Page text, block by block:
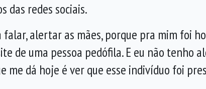
das redes sociais.
falar, alertar as mães, porque pra mim foi
de uma pessoa pedófila. E eu não tenho
me dá hoje é ver que esse indivíduo foi